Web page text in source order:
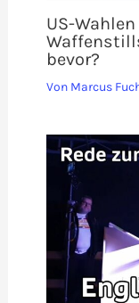
US-
bevor?
Von Marcus